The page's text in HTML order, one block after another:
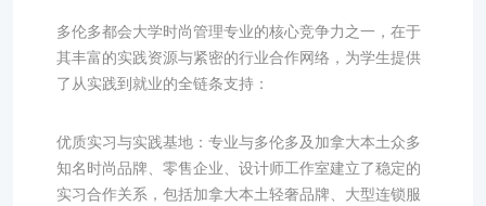
多伦多都会大学时尚管理专业的核心竞争力之一，在于
其丰富的实践资源与紧密的行业合作网络，为学生提供
了从实践到就业的全链条支持：
优质实习与实践基地：专业与多伦多及加拿大本土众多
知名时尚品牌、零售企业、设计师工作室建立了稳定的
实习合作关系，包括加拿大本土轻奢品牌、大型连锁服